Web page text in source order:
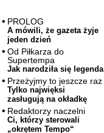
PROLOG
A mówili, że gazeta żyje
jeden dzień
Od Piłkarza do
Supertempa
Jak narodziła się legenda
Przeżyjmy to jeszcze raz
Tylko najwięksi
zasługują na okładkę
Redaktorzy naczelni
Ci, którzy sterowali
„okrętem Tempo“